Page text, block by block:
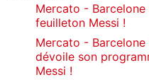
Mercato -
feuilleton Messi !
Mercato - Barcelone
dévoile son
Messi !